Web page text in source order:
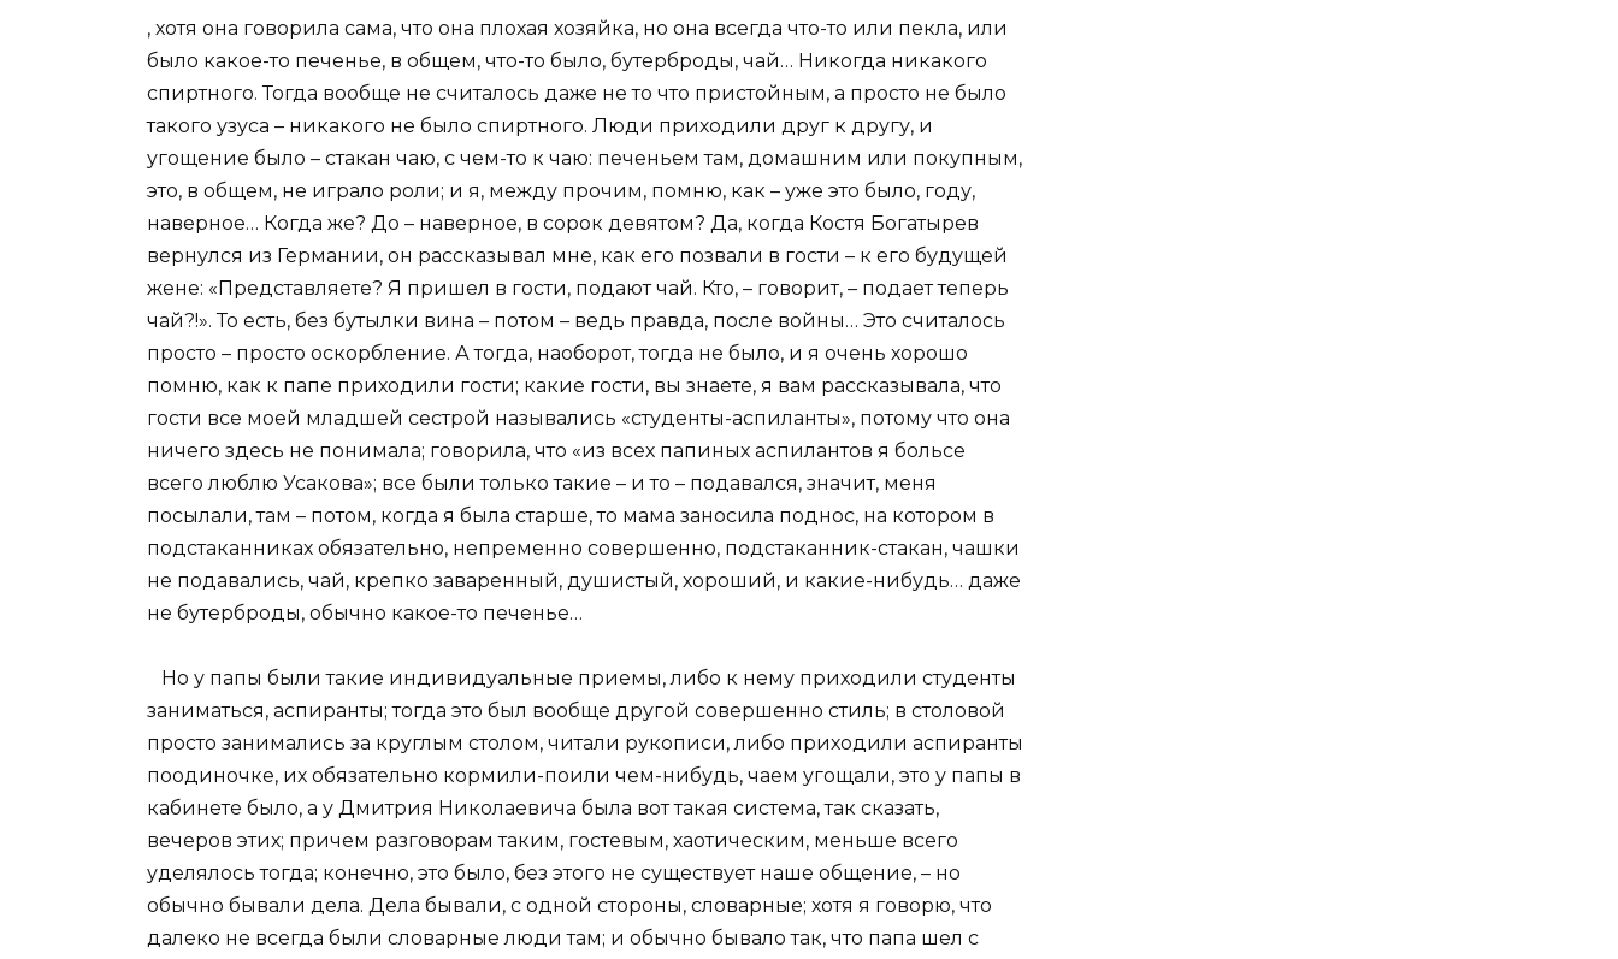
, хотя она говорила сама, что она плохая хозяйка, но она всегда что-то или пекла, или
было какое-то печенье, в общем, что-то было, бутерброды, чай… Никогда никакого
спиртного. Тогда вообще не считалось даже не то что пристойным, а просто не было
такого узуса – никакого не было спиртного. Люди приходили друг к другу, и
угощение было – стакан чаю, с чем-то к чаю: печеньем там, домашним или покупным,
это, в общем, не играло роли; и я, между прочим, помню, как – уже это было, году,
наверное… Когда же? До – наверное, в сорок девятом? Да, когда Костя Богатырев
вернулся из Германии, он рассказывал мне, как его позвали в гости – к его будущей
жене: «Представляете? Я пришел в гости, подают чай. Кто, – говорит, – подает теперь
чай?!». То есть, без бутылки вина – потом – ведь правда, после войны… Это считалось
просто – просто оскорбление. А тогда, наоборот, тогда не было, и я очень хорошо
помню, как к папе приходили гости; какие гости, вы знаете, я вам рассказывала, что
гости все моей младшей сестрой назывались «студенты-аспиланты», потому что она
ничего здесь не понимала; говорила, что «из всех папиных аспилантов я больсе
всего люблю Усакова»; все были только такие – и то – подавался, значит, меня
посылали, там – потом, когда я была старше, то мама заносила поднос, на котором в
подстаканниках обязательно, непременно совершенно, подстаканник-стакан, чашки
не подавались, чай, крепко заваренный, душистый, хороший, и какие-нибудь… даже
не бутерброды, обычно какое-то печенье…
Но у папы были такие индивидуальные приемы, либо к нему приходили студенты
заниматься, аспиранты; тогда это был вообще другой совершенно стиль; в столовой
просто занимались за круглым столом, читали рукописи, либо приходили аспиранты
поодиночке, их обязательно кормили-поили чем-нибудь, чаем угощали, это у папы в
кабинете было, а у Дмитрия Николаевича была вот такая система, так сказать,
вечеров этих; причем разговорам таким, гостевым, хаотическим, меньше всего
уделялось тогда; конечно, это было, без этого не существует наше общение, – но
обычно бывали дела. Дела бывали, с одной стороны, словарные; хотя я говорю, что
далеко не всегда были словарные люди там; и обычно бывало так, что папа шел с